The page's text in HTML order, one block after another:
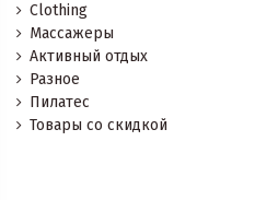
Clothing
Массажеры
Активный отдых
Разное
Пилатес
Товары со скидкой